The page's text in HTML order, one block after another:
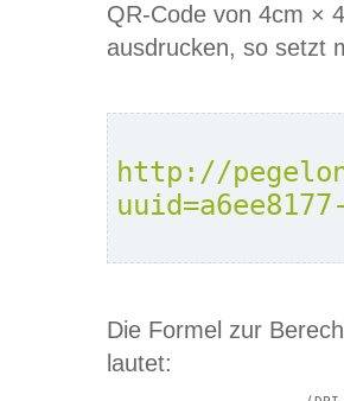
QR-Code von 4cm ×
ausdrucken, so setzt
http://
Die Formel zur
lautet: